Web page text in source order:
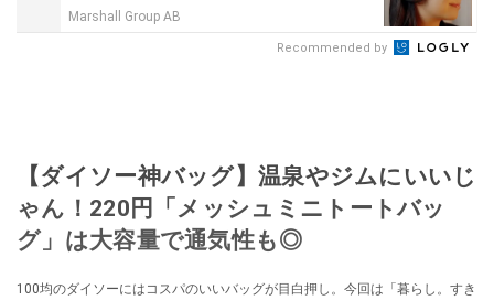
Marshall Group AB
Recommended by
【ダイソー神バッグ】温泉やジムにいいじ
ゃん！220円「メッシュミニトートバッ
グ」は大容量で通気性も◎
100均のダイソーにはコスパのいいバッグが目白押し。今回は「暮らし。すき